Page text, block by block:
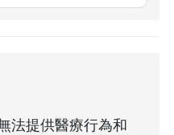
法提供醫療行為和